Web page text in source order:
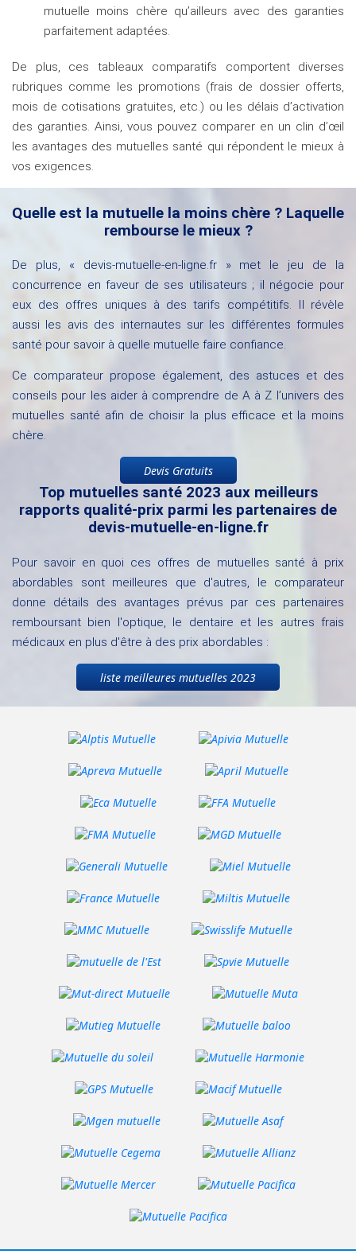
mutuelle moins chère qu’ailleurs avec des garanties
parfaitement adaptées.
De plus, ces tableaux comparatifs comportent diverses
rubriques comme les promotions (frais de dossier offerts,
mois de cotisations gratuites, etc.) ou les délais d’activation
des garanties. Ainsi, vous pouvez comparer en un clin d’œil
les avantages des mutuelles santé qui répondent le mieux à
vos exigences.
Quelle est la mutuelle la moins chère ? Laquelle
rembourse le mieux ?
De plus, « devis-mutuelle-en-ligne.fr » met le jeu de la
concurrence en faveur de ses utilisateurs ; il négocie pour
eux des offres uniques à des tarifs compétitifs. Il révèle
aussi les avis des internautes sur les différentes formules
santé pour savoir à quelle mutuelle faire confiance.
Ce comparateur propose également, des astuces et des
conseils pour les aider à comprendre de A à Z l’univers des
mutuelles santé afin de choisir la plus efficace et la moins
chère.
Devis Gratuits
Top mutuelles santé 2023 aux meilleurs
rapports qualité-prix parmi les partenaires de
devis-mutuelle-en-ligne.fr
Pour savoir en quoi ces offres de mutuelles santé à prix
abordables sont meilleures que d'autres, le comparateur
donne détails des avantages prévus par ces partenaires
remboursant bien l'optique, le dentaire et les autres frais
médicaux en plus d'être à des prix abordables :
liste meilleures mutuelles 2023